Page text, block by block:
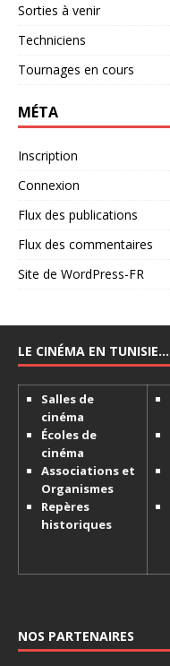
Sorties à venir
Techniciens
Tournages en cours
MÉTA
Inscription
Connexion
Flux des publications
Flux des commentaires
Site de WordPress-FR
LE CINÉMA EN TUNISIE…
Salles de
cinéma
Écoles de
cinéma
Associations et
Organismes
Repères
historiques
NOS PARTENAIRES